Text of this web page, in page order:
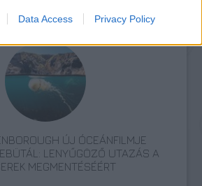
Data Access Privacy Policy
KIÁLLÍTÁS A LAM-BAN
ÚJ ÓCEÁNFILMJE
LENYŰGÖZŐ UTAZÁS A
MEGMENTÉSÉÉRT